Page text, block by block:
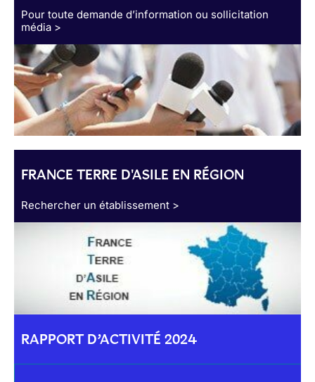
Pour toute demande d’information ou sollicitation
média >
FRANCE TERRE D'ASILE EN RÉGION
Rechercher un établissement >
RAPPORT D’ACTIVITÉ 2024